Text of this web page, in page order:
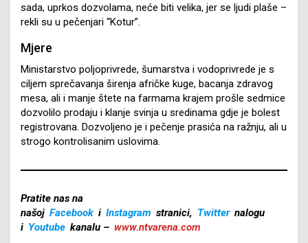
sada, uprkos dozvolama, neće biti velika, jer se ljudi plaše –
rekli su u pečenjari “Kotur”.
Mjere
Ministarstvo poljoprivrede, šumarstva i vodoprivrede je s
ciljem sprečavanja širenja afričke kuge, bacanja zdravog
mesa, ali i manje štete na farmama krajem prošle sedmice
dozvolilo prodaju i klanje svinja u sredinama gdje je bolest
registrovana. Dozvoljeno je i pečenje prasića na ražnju, ali u
strogo kontrolisanim uslovima.
Pratite nas na
našoj Facebook i Instagram stranici, Twitter nalogu
i Youtube kanalu – www.ntvarena.com